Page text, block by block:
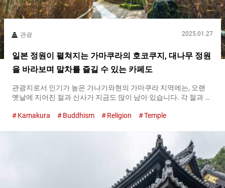
관광 2025.01.27
일본 정원이 펼쳐지는 가마쿠라의 호코쿠지, 대나무 정원
을 바라보며 말차를 즐길 수 있는 카페도
관광지로서 인기가 높은 가나가와현의 가마쿠라 지역에는, 오랜
옛날에 지어진 절과 신사가 지금도 많이 남아 있습니다. 각 절과 신
으로 유명합니다. 호코쿠지의 일본 정원에서 사계절의 아름다움을
는 것은 이끼로 덮인 아름다운 일본 정원입니다. 비 올 뒤에는 특히
이끼 상태가 좋고, 햇빛을 받아 빛나는 정원은 시간을 잊고 바라보
게 될 정도입니다. 이끼 명소로도 알려진 호코쿠지에는 정원 감상
을 목적으로 방문하는 사람들도 많습니다. 호코쿠지에는 여러 종
류의 이끼가 서식하고 있으며, 가까이에서 자세히 관찰해 보면 각
각의 형태에 차이가 있습니다. 일본의 『와비사비（wabi-
Kamakura Buddhism Religion Temple